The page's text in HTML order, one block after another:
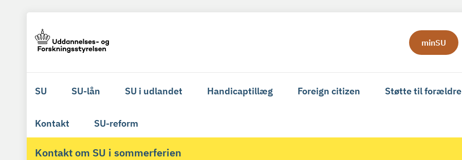
minSU
SU SU-lån SU i udlandet Handicaptillæg Foreign citizen Støtte til forældre
Kontakt SU-reform
Kontakt om SU i sommerferien